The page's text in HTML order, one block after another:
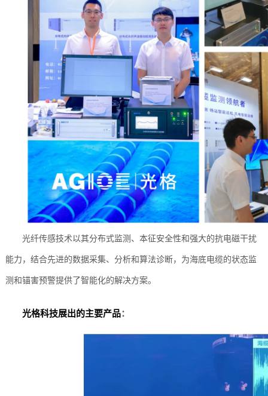
光纤传感技术以其分布式监测、本征安全性和强大的抗电磁干扰
能力，结合先进的数据采集、分析和算法诊断，为海底电缆的状态监
测和锚害预警提供了智能化的解决方案。
光格科技展出的主要产品：